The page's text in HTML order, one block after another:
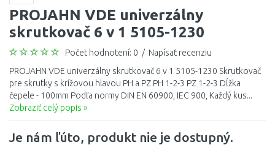
PROJAHN VDE univerzálny
skrutkovač 6 v 1 5105-1230
Počet hodnotení: 0 / Napísať recenziu
PROJAHN VDE univerzálny skrutkovač 6 v 1 5105-1230 Skrutkovač
pre skrutky s krížovou hlavou PH a PZ PH 1-2-3 PZ 1-2-3 Dĺžka
čepele - 100mm Podľa normy DIN EN 60900, IEC 900, Každý kus...
Zobraziť celý popis »
Je nám ľúto, produkt nie je dostupný.